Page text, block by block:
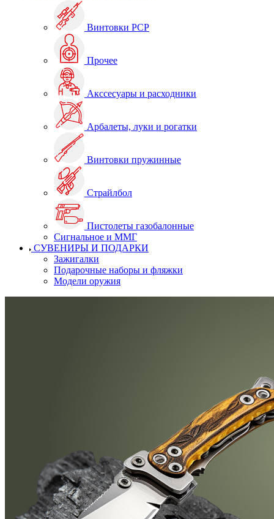
Винтовки PCP
Прочее
Акссесуары и расходники
Арбалеты, луки и рогатки
Винтовки пружинные
Страйлбол
Пистолеты газобалонные
Сигнальное и ММГ
СУВЕНИРЫ И ПОДАРКИ
Зажигалки
Подарочные наборы и фляжки
Модели оружия